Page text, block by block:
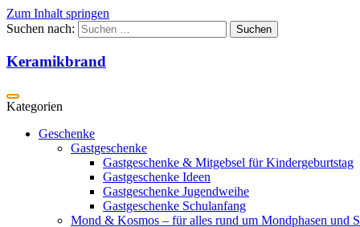
Zum Inhalt springen
Suchen nach:
Keramikbrand
Geschenke
Gastgeschenke
Gastgeschenke & Mitgebsel für Kindergeburtstag
Gastgeschenke Ideen
Gastgeschenke Jugendweihe
Gastgeschenke Schulanfang
Mond & Kosmos – für alles rund um Mondphasen und